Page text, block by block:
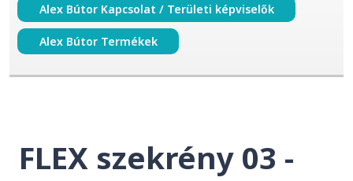
Alex Bútor Kapcsolat / Területi képviselők
Alex Bútor Termékek
FLEX szekrény 03 -